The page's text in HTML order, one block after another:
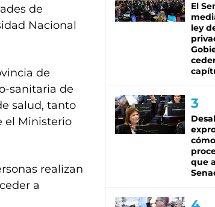
de
Nacional
de
sanitaria de
salud, tanto
el Ministerio
realizan
a
El
ley
que